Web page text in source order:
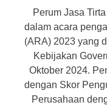
Perum Jasa
dalam acara
(ARA) 2023 yang
Kebijakan
Oktober 2024.
dengan Skor
Perusahaan